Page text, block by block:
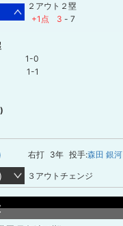
２アウト２塁
+1点
3 - 7
1-0
1-1
右打 3年 投手:森田 銀河
３アウトチェンジ